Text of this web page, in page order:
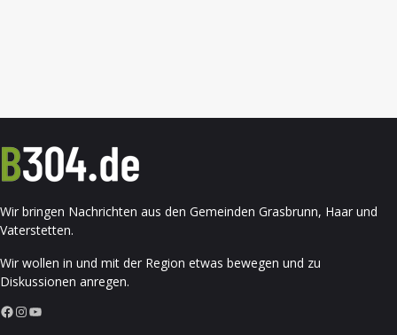
Wir bringen Nachrichten aus den Gemeinden Grasbrunn, Haar und
Vaterstetten.
Wir wollen in und mit der Region etwas bewegen und zu
Diskussionen anregen.
Facebook InstagramYouTube